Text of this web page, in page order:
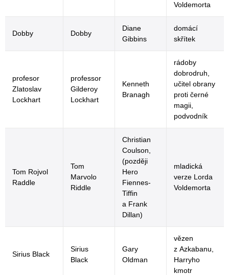
Voldemorta
Dobby Dobby
Diane
Gibbins
domácí
skřítek
profesor
Zlatoslav
Lockhart
professor
Gilderoy
Lockhart
Kenneth
Branagh
rádoby
dobrodruh,
učitel obrany
proti černé
magii,
podvodník
Tom Rojvol
Raddle
Tom
Marvolo
Riddle
Christian
Coulson,
(později
Hero
Fiennes-
Tiffin
a Frank
Dillan)
mladická
verze Lorda
Voldemorta
Sirius Black
Sirius
Black
Gary
Oldman
vězen
z Azkabanu,
Harryho
kmotr